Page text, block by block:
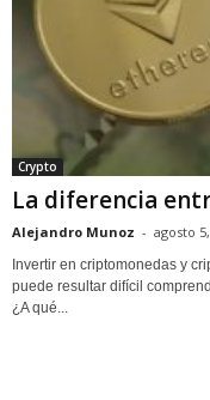
Crypto
La diferencia
Alejandro Munoz - agosto
Invertir en criptomonedas y
puede resultar difícil
¿A qué...